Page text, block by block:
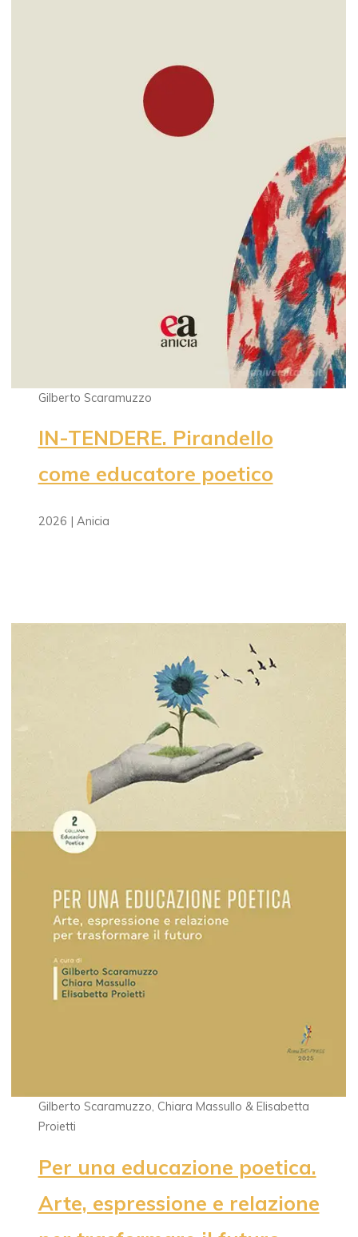
Gilberto Scaramuzzo
IN-TENDERE. Pirandello
come educatore poetico
2026 | Anicia
Gilberto Scaramuzzo, Chiara Massullo & Elisabetta
Proietti
Per una educazione poetica.
Arte, espressione e relazione